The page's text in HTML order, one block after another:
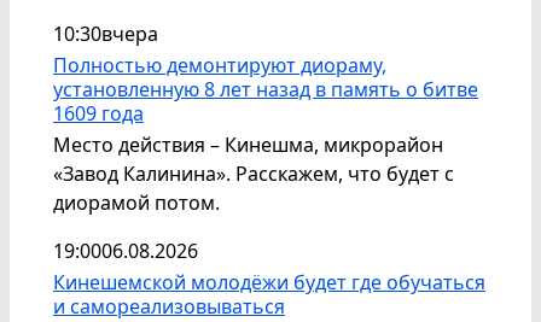
10:30вчера
Полностью демонтируют диораму,
установленную 8 лет назад в память о битве
1609 года
Место действия – Кинешма, микрорайон
«Завод Калинина». Расскажем, что будет с
диорамой потом.
19:0006.08.2026
Кинешемской молодёжи будет где обучаться
и самореализовываться